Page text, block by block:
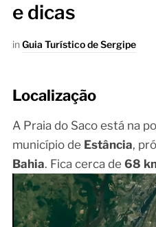
e dicas
inGuia Turístico de Sergipe
Localização
A Praia do Saco está na
município de Estância,
Bahia. Fica cerca de 68